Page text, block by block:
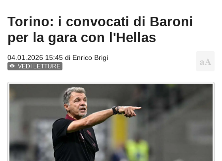
Torino: i convocati di Baroni
per la gara con l'Hellas
04.01.2026 15:45 di Enrico Brigi
VEDI LETTURE